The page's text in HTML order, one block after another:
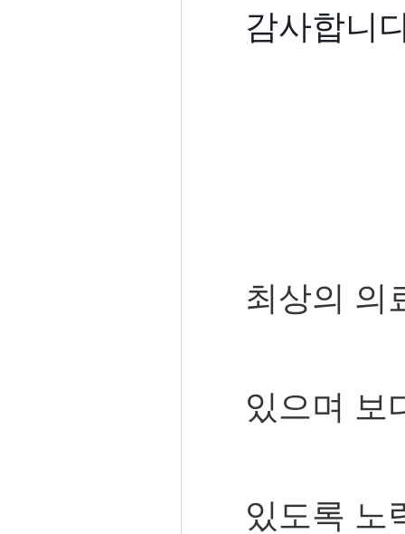
감사합니
최상의 의
있으며 보
있도록 노